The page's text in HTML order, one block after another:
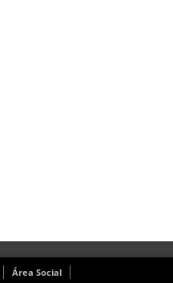
Área Social